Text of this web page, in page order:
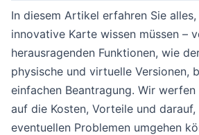
In diesem Artikel erfahren Sie
innovative Karte wissen müssen –
herausragenden Funktionen, wie
physische und virtuelle Versionen,
einfachen Beantragung. Wir
auf die Kosten, Vorteile und
eventuellen Problemen umgehen